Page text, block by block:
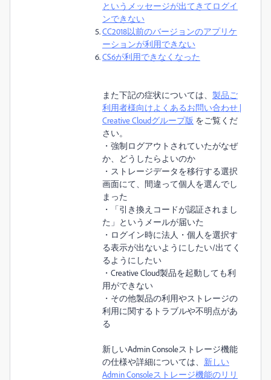
というメッセージが出てきてログイ
ンできない
CC2018以前のバージョンのアプリケ
ーションが利用できない
CS6が利用できなくなった
また下記の症状については、 製品ご
利用者様向けよくあるお問い合わせ |
Creative Cloudグループ版 をご覧くだ
さい。
・強制ログアウトされていたがなぜ
か、どうしたらよいのか
・ストレージデータを移行する選択
画面にて、間違って個人を選んでし
まった
・「引き換えコードが認証されまし
た」というメールが届いた
・ログイン時に法人・個人を選択す
る表示が出ないようにしたい/出てく
るようにしたい
・Creative Cloud製品を起動しても利
用ができない
・その他製品の利用やストレージの
利用に関するトラブルや不明点があ
る
新しいAdmin Consoleストレージ機能
の仕様や詳細については、 新しい
Admin Consoleストレージ機能のリリ